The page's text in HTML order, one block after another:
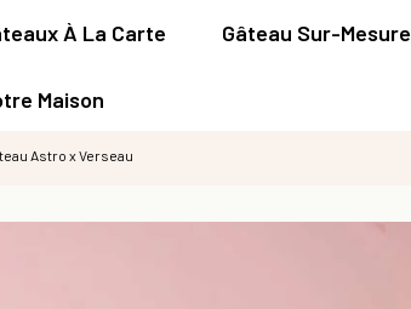
À La Carte Gâteau Sur-Mesure
Maison
Astro x Verseau